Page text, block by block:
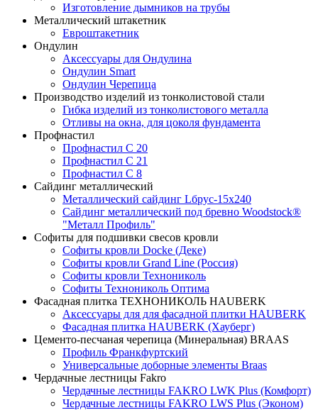
Изготовление дымников на трубы
Металлический штакетник
Евроштакетник
Ондулин
Аксессуары для Ондулина
Ондулин Smart
Ондулин Черепица
Производство изделий из тонколистовой стали
Гибка изделий из тонколистового металла
Отливы на окна, для цоколя фундамента
Профнастил
Профнастил С 20
Профнастил С 21
Профнастил С 8
Сайдинг металлический
Металлический сайдинг Lбрус-15х240
Сайдинг металлический под бревно Woodstock®
"Металл Профиль"
Софиты для подшивки свесов кровли
Софиты кровли Docke (Деке)
Софиты кровли Grand Line (Россия)
Софиты кровли Технониколь
Софиты Технониколь Оптима
Фасадная плитка ТЕХНОНИКОЛЬ HAUBERK
Аксессуары для для фасадной плитки HAUBERK
Фасадная плитка HAUBERK (Хауберг)
Цементо-песчаная черепица (Минеральная) BRAAS
Профиль Франкфуртский
Универсальные доборные элементы Braas
Чердачные лестницы Fakro
Чердачные лестницы FAKRO LWK Plus (Комфорт)
Чердачные лестницы FAKRO LWS Plus (Эконом)